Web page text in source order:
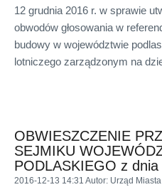
12 grudnia 2016 r. w sprawie
obwodów głosowania w
budowy w województwie
lotniczego zarządzonym na
OBWIESZCZENIE
SEJMIKU
PODLASKIEGO z
2016-12-13 14:31 Autor: Urząd